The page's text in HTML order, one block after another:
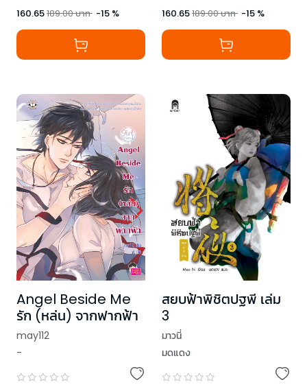
160.65189.00บาท -15 % 160.65189.00บาท -15 %
Angel Beside Me
รัก (หล่น) จากฟากฟ้า
may112
-
สยบฟ้าพิชิตปฐพี เล่ม
3
มาวนี่
มดแดง